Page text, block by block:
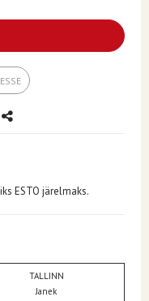
ESTO järelmaks.
TALLINN
Janek